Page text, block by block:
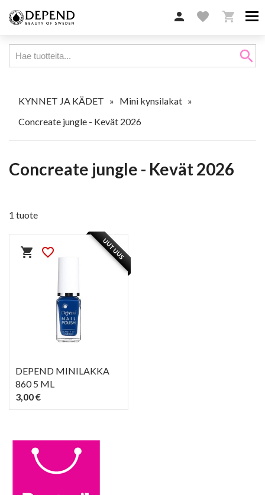
 favorite 
search
KYNNET JA KÄDET » Mini kynsilakat »
Concreate jungle - Kevät 2026
Concreate jungle - Kevät 2026
1 tuote
shopping_cart favorite_border UUTUUS
DEPEND MINILAKKA
860 5 ML
3,00 €